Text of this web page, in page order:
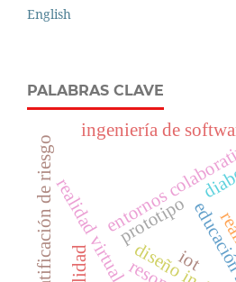
English
PALABRAS CLAVE
entornos
realidad virtual
ingeniería de
estratificación de riesgo iot
prototipo